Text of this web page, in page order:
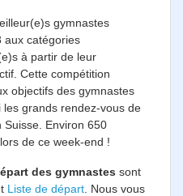
gymnastes
aux catégories
à partir de leur
Cette compétition
objectifs des gymnastes
grands rendez-vous de
Suisse. Environ 650
de ce week-end !
des gymnastes sont
Liste de départ . Nous vous